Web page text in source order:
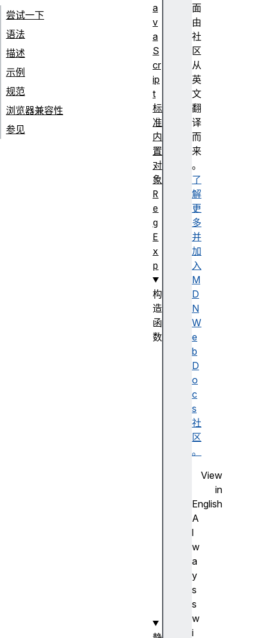
面
由
社
区
从
英
文
翻
译
而
来
。
了
解
更
多
并
加
入
M
D
N
W
e
b
D
o
c
s
社
区
。
View
in
English
A
l
w
a
y
s
s
w
i
尝试一下
语法
描述
示例
规范
浏览器兼容性
参见
a
v
a
S
cr
ip
t
标
准
内
置
对
象
R
e
g
E
x
p
构
造
函
数